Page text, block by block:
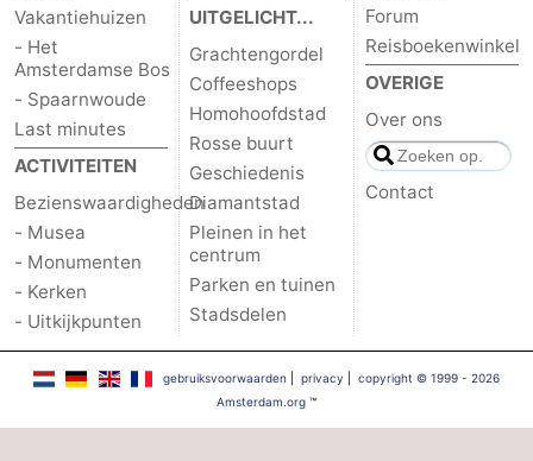
Vakantiehuizen
- Het
Amsterdamse Bos
- Spaarnwoude
Last minutes
ACTIVITEITEN
Bezienswaardigheden
- Musea
- Monumenten
- Kerken
- Uitkijkpunten
UITGELICHT...
Grachtengordel
Coffeeshops
Homohoofdstad
Rosse buurt
Geschiedenis
Diamantstad
Pleinen in het
centrum
Parken en tuinen
Stadsdelen
Forum
Reisboekenwinkel
OVERIGE
Over ons
Contact
gebruiksvoorwaarden privacy
copyright © 1999 - 2026
Amsterdam.org ™